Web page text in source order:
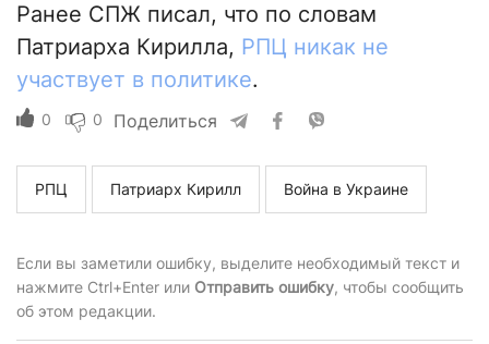
Ранее СПЖ писал, что по словам
Патриарха Кирилла, РПЦ никак не
участвует в политике.
0 0 Поделиться
РПЦ Патриарх Кирилл Война в Украине
Если вы заметили ошибку, выделите необходимый текст и
нажмите Ctrl+Enter или Отправить ошибку, чтобы сообщить
об этом редакции.